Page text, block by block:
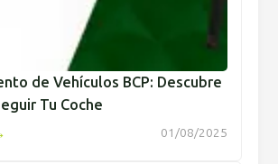
de Vehículos BCP: Descubre
Tu Coche
01/08/2025